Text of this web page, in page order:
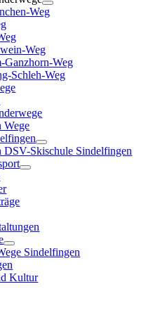
Weg
Weg
Ganzhorn-Weg
Schleh-Weg
Wege
DSV-Skischule Sindelfingen
Sindelfingen
Kultur